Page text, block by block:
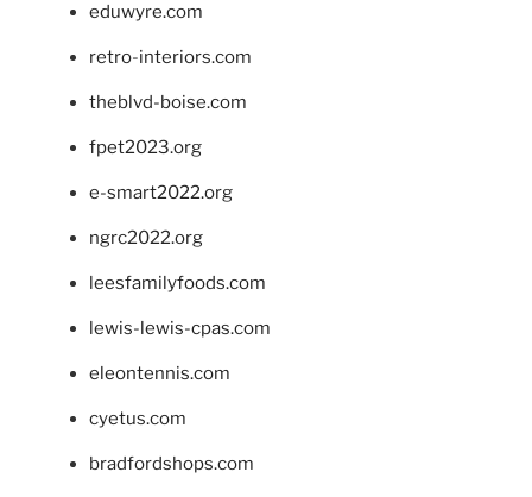
eduwyre.com
retro-interiors.com
theblvd-boise.com
fpet2023.org
e-smart2022.org
ngrc2022.org
leesfamilyfoods.com
lewis-lewis-cpas.com
eleontennis.com
cyetus.com
bradfordshops.com